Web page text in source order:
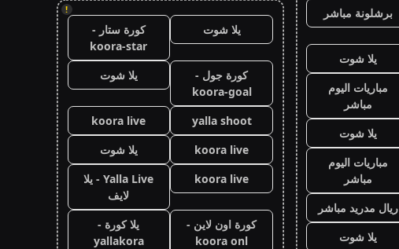
برشلونة مباشر
يلا شوت
مباريات اليوم
مباشر
يلا شوت
مباريات اليوم
مباشر
ريال مدريد مباشر
يلا شوت
!
يلا شوت
كورة ستار -
koora-star
كورة جول -
koora-goal
يلا شوت
yalla shoot
koora live
koora live
يلا شوت
koora live
Yalla Live - يلا
لايف
كورة اون لاين -
koora onl
يلا كورة -
yallakora